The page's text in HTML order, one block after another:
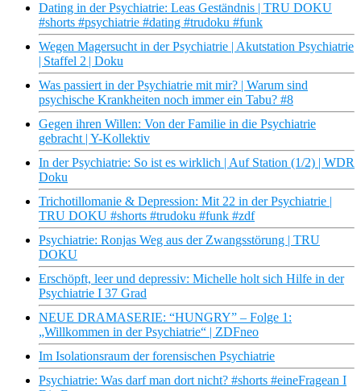
Dating in der Psychiatrie: Leas Geständnis | TRU DOKU
#shorts #psychiatrie #dating #trudoku #funk
Wegen Magersucht in der Psychiatrie | Akutstation Psychiatrie
| Staffel 2 | Doku
Was passiert in der Psychiatrie mit mir? | Warum sind
psychische Krankheiten noch immer ein Tabu? #8
Gegen ihren Willen: Von der Familie in die Psychiatrie
gebracht | Y-Kollektiv
In der Psychiatrie: So ist es wirklich | Auf Station (1/2) | WDR
Doku
Trichotillomanie & Depression: Mit 22 in der Psychiatrie |
TRU DOKU #shorts #trudoku #funk #zdf
Psychiatrie: Ronjas Weg aus der Zwangsstörung | TRU
DOKU
Erschöpft, leer und depressiv: Michelle holt sich Hilfe in der
Psychiatrie I 37 Grad
NEUE DRAMASERIE: “HUNGRY” – Folge 1:
„Willkommen in der Psychiatrie“ | ZDFneo
Im Isolationsraum der forensischen Psychiatrie
Psychiatrie: Was darf man dort nicht? #shorts #eineFragean I